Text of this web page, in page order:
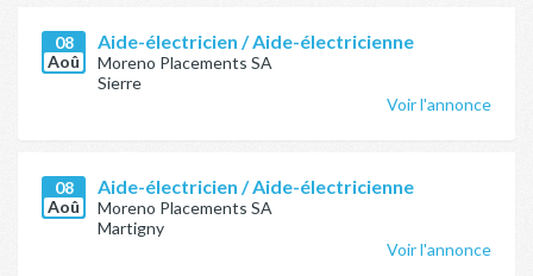
08
Aoû
Aide-électricien / Aide-électricienne
Moreno Placements SA
Sierre
Voir l'annonce
08
Aoû
Aide-électricien / Aide-électricienne
Moreno Placements SA
Martigny
Voir l'annonce